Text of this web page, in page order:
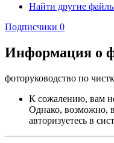
Найти другие
Подписчики 0
Информация о
фоторуководство по
К сожалению, вам
Однако, возможно,
авторизуетесь в